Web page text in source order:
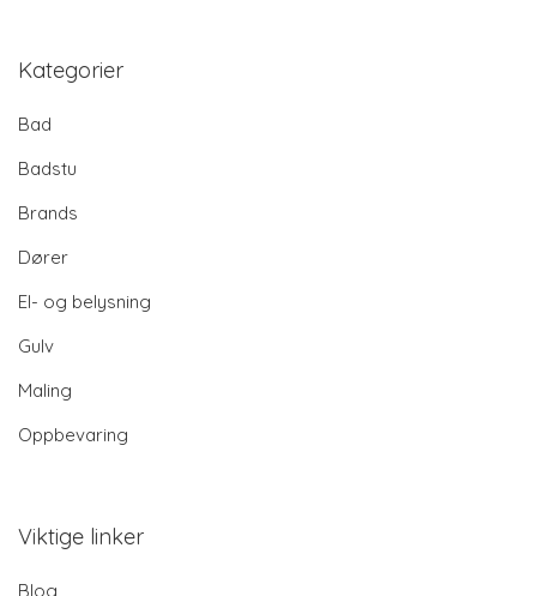
Kategorier
Bad
Badstu
Brands
Dører
El- og belysning
Gulv
Maling
Oppbevaring
Viktige linker
Blog